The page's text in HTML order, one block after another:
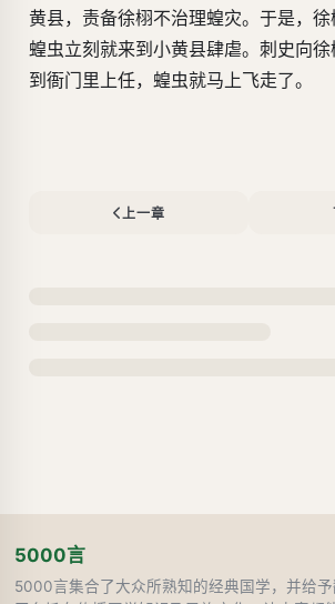
黄县，责备徐栩不治理蝗灾。于是，徐
蝗虫立刻就来到小黄县肆虐。刺史向
到衙门里上任，蝗虫就马上飞走了。
上一章
5000言
5000言集合了大众所熟知的经典国学，并给予